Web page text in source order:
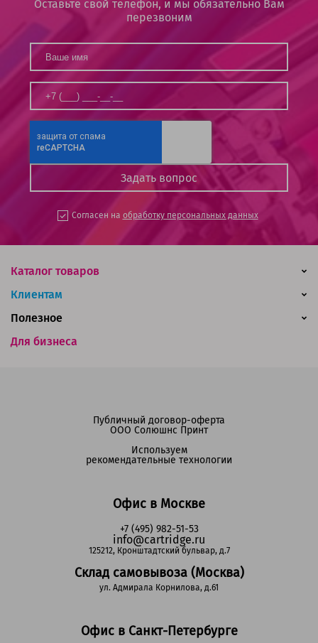
Оставьте свой телефон, и мы обязательно Вам
перезвоним
Согласен на обработку персональных данных
Каталог товаров
Клиентам
Для бизнеса
Полезное
Офис в Москве
+7 (495) 982-51-53
info@cartridge.ru
125212, Кронштадтский бульвар, д.7
Склад самовывоза (Москва)
ул. Адмирала Корнилова, д.61
Офис в Санкт-Петербурге
Публичный договор-оферта
ООО Солюшнс Принт
Используем
рекомендательные технологии